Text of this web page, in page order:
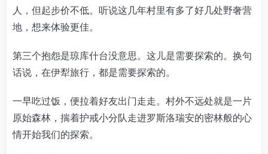
人，但起步价不低。听说这几年村里有多了好几处野奢营
地，想来体验更佳。
第三个抱怨是琼库什台没意思。这儿是需要探索的。换句
话说，在伊犁旅行，都是需要探索的。
一早吃过饭，便拉着好友出门走走。村外不远处就是一片
原始森林，揣着护戒小分队走进罗斯洛瑞安的密林般的心
情开始我们的探索。